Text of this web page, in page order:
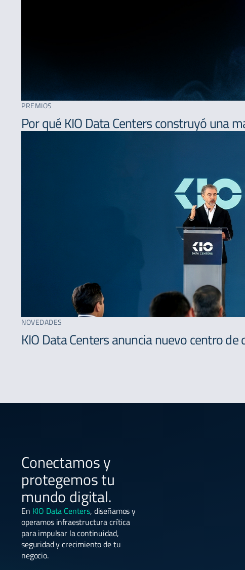
PREMIOS
Por qué KIO Data Centers construyó una
NOVEDADES
KIO Data Centers anuncia nuevo centro de
Conectamos y
protegemos tu
mundo digital.
En KIO Data Centers, diseñamos y
operamos infraestructura crítica
para impulsar la continuidad,
seguridad y crecimiento de tu
negocio.